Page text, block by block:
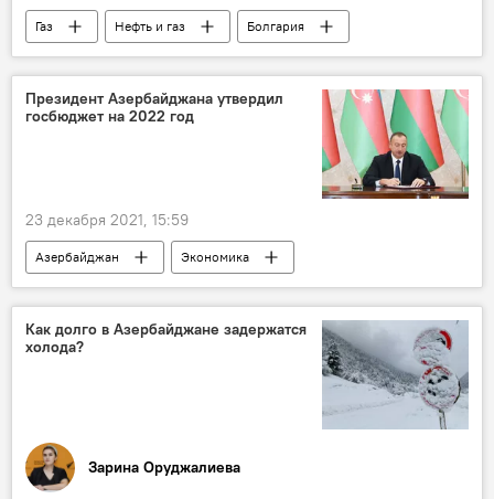
Газ Нефть и газ
Болгария
Греция
импорт Азербайджан
Президент Азербайджана утвердил
госбюджет на 2022 год
23 декабря 2021, 15:59
Азербайджан
Экономика
Госбюджет
Президент
Как долго в Азербайджане задержатся
холода?
Зарина Оруджалиева